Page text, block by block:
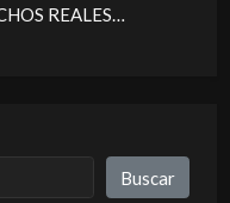
REALES…
Buscar